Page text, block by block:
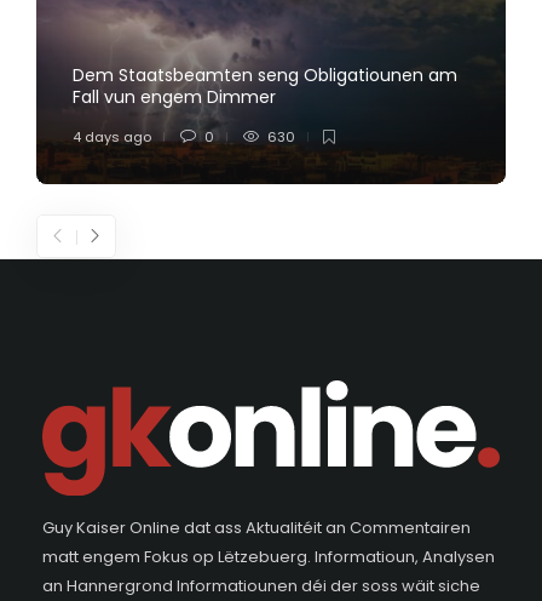
Dem Staatsbeamten seng Obligatiounen am
Fall vun engem Dimmer
4 days ago 0 630
Guy Kaiser Online dat ass Aktualitéit an Commentairen
matt engem Fokus op Lëtzebuerg. Informatioun, Analysen
an Hannergrond Informatiounen déi der soss wäit siche